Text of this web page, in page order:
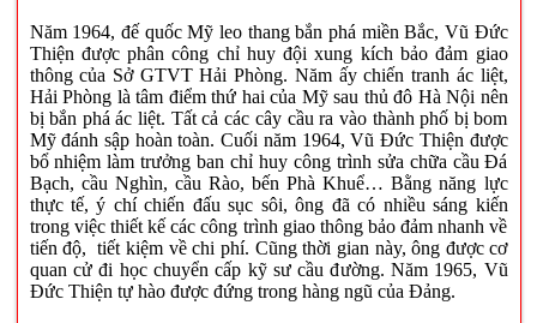
Năm 1964, đế quốc Mỹ leo thang bắn phá miền Bắc, Vũ Đức
Thiện được phân công chỉ huy đội xung kích bảo đảm giao
thông của Sở GTVT Hải Phòng. Năm ấy chiến tranh ác liệt,
Hải Phòng là tâm điểm thứ hai của Mỹ sau thủ đô Hà Nội nên
bị bắn phá ác liệt. Tất cả các cây cầu ra vào thành phố bị bom
Mỹ đánh sập hoàn toàn. Cuối năm 1964, Vũ Đức Thiện được
bổ nhiệm làm trưởng ban chỉ huy công trình sửa chữa cầu Đá
Bạch, cầu Nghìn, cầu Rào, bến Phà Khuể… Bằng năng lực
thực tế, ý chí chiến đấu sục sôi, ông đã có nhiều sáng kiến
trong việc thiết kế các công trình giao thông bảo đảm nhanh về
tiến độ, tiết kiệm về chi phí. Cũng thời gian này, ông được cơ
quan cử đi học chuyển cấp kỹ sư cầu đường. Năm 1965, Vũ
Đức Thiện tự hào được đứng trong hàng ngũ của Đảng.